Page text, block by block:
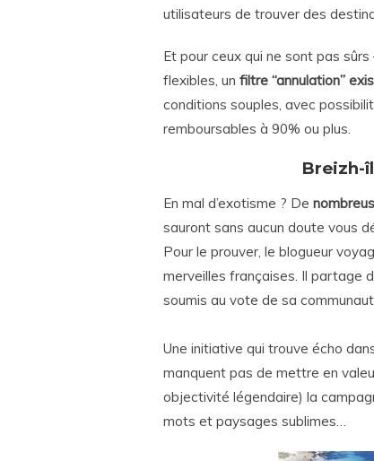
utilisateurs de trouver des
Et pour ceux qui ne sont pas
flexibles, un filtre “annulation”
conditions souples, avec
remboursables à 90% ou plus.
Breizh-
En mal d’exotisme ? De
sauront sans aucun doute vous
Pour le prouver, le blogueur
merveilles françaises. Il partage
soumis au vote de sa
Une initiative qui trouve écho
manquent pas de mettre en
objectivité légendaire) la
mots et paysages sublimes…